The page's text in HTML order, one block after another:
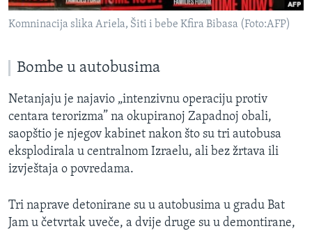
Komninacija slika Ariela, Šiti i bebe Kfira Bibasa (Foto:AFP)
Bombe u autobusima
Netanjaju je najavio „intenzivnu operaciju protiv
centara terorizma” na okupiranoj Zapadnoj obali,
saopštio je njegov kabinet nakon što su tri autobusa
eksplodirala u centralnom Izraelu, ali bez žrtava ili
izvještaja o povredama.
Tri naprave detonirane su u autobusima u gradu Bat
Jam u četvrtak uveče, a dvije druge su u demontirane,